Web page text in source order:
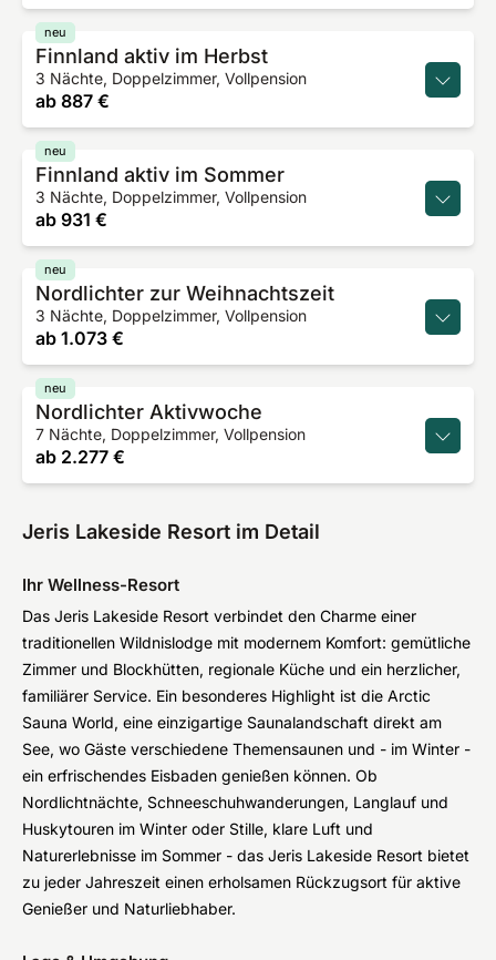
Finnland aktiv im Herbst
3 Nächte, Doppelzimmer, Vollpension
ab 887 €
neu
Finnland aktiv im Sommer
3 Nächte, Doppelzimmer, Vollpension
ab 931 €
neu
Nordlichter zur Weihnachtszeit
3 Nächte, Doppelzimmer, Vollpension
ab 1.073 €
neu
Nordlichter Aktivwoche
7 Nächte, Doppelzimmer, Vollpension
ab 2.277 €
neu
Jeris Lakeside Resort im Detail
Ihr Wellness-Resort
Das Jeris Lakeside Resort verbindet den Charme einer
traditionellen Wildnislodge mit modernem Komfort: gemütliche
Zimmer und Blockhütten, regionale Küche und ein herzlicher,
familiärer Service. Ein besonderes Highlight ist die Arctic
Sauna World, eine einzigartige Saunalandschaft direkt am
See, wo Gäste verschiedene Themensaunen und - im Winter -
ein erfrischendes Eisbaden genießen können. Ob
Nordlichtnächte, Schneeschuhwanderungen, Langlauf und
Huskytouren im Winter oder Stille, klare Luft und
Naturerlebnisse im Sommer - das Jeris Lakeside Resort bietet
zu jeder Jahreszeit einen erholsamen Rückzugsort für aktive
Genießer und Naturliebhaber.